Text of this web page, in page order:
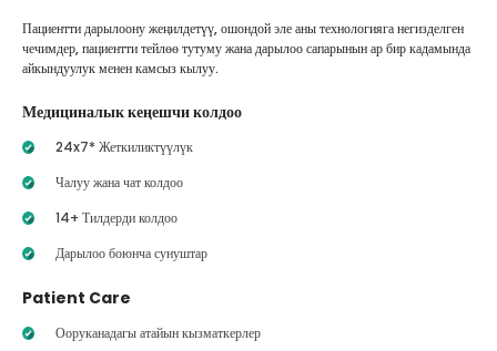
Пациентти дарылоону жеңилдетүү, ошондой эле аны технологияга негизделген
чечимдер, пациентти тейлөө тутуму жана дарылоо сапарынын ар бир кадамында
айкындуулук менен камсыз кылуу.
Медициналык кеңешчи колдоо
24x7* Жеткиликтүүлүк
Чалуу жана чат колдоо
14+ Тилдерди колдоо
Дарылоо боюнча сунуштар
Patient Care
Ооруканадагы атайын кызматкерлер